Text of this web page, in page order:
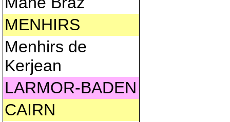
MENHIRS
Menhirs de
Kerjean
LARMOR-BADEN
CAIRN